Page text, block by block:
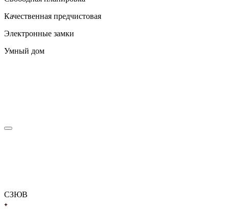
Качественная предчистовая
Электронные замки
Умный дом
СЗЮВ